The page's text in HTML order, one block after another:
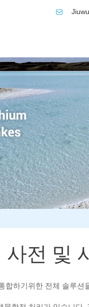

사전 및
합하기위한 전체 솔루션